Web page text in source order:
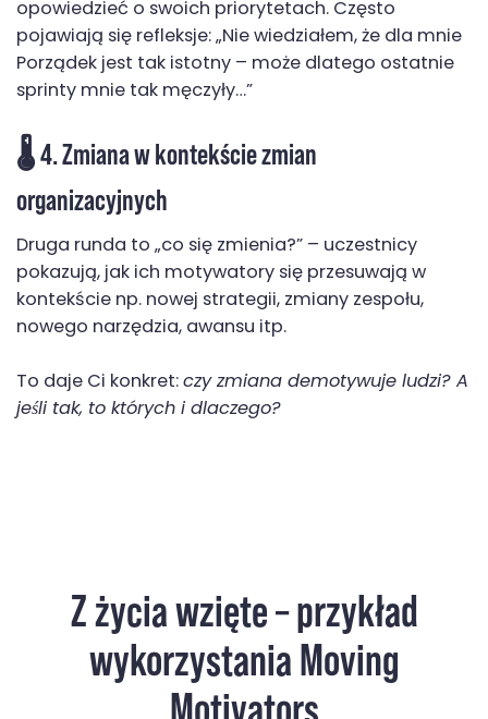
opowiedzieć o swoich priorytetach. Często
pojawiają się refleksje: „Nie wiedziałem, że dla mnie
Porządek jest tak istotny – może dlatego ostatnie
sprinty mnie tak męczyły…”
🌡️ 4. Zmiana w kontekście zmian
organizacyjnych
Druga runda to „co się zmienia?” – uczestnicy
pokazują, jak ich motywatory się przesuwają w
kontekście np. nowej strategii, zmiany zespołu,
nowego narzędzia, awansu itp.
To daje Ci konkret: czy zmiana demotywuje ludzi? A
jeśli tak, to których i dlaczego?
Z życia wzięte – przykład
wykorzystania Moving
Motivators